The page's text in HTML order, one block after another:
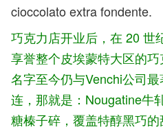
cioccolato extra fondente.
巧克力店开业后，在 20 世
享誉整个皮埃蒙特大区的
名字至今仍与Venchi公司
连，那就是：Nougatine牛
糖榛子碎，覆盖特醇黑巧的